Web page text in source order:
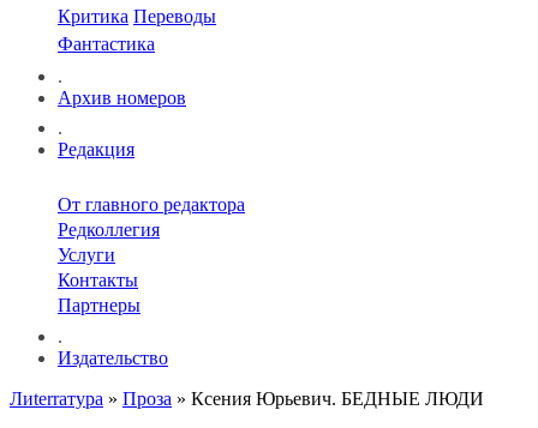
Критика Переводы
Фантастика
.
Архив номеров
.
Редакция
От главного редактора
Редколлегия
Услуги
Контакты
Партнеры
.
Издательство
Лиterraтура » Проза » Ксения Юрьевич. БЕДНЫЕ ЛЮДИ